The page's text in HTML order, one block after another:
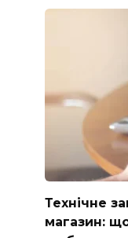
Технічне
магазин: